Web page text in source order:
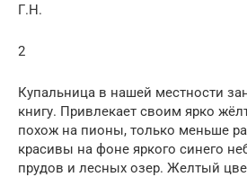
Г.Н.
2
Купальница в нашей местности
книгу. Привлекает своим ярко
похож на пионы, только меньше
красивы на фоне яркого синего
прудов и лесных озер. Желтый